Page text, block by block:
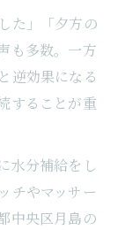
た」「夕方の
も多数。一方
逆効果になる
することが重
水分補給をし
チやマッサー
中央区月島の